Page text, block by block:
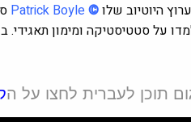
היוטיוב שלו©
Patrick Boyle
על סטטיסטיקה ומימון
תוכן לעברית לחצו על ה